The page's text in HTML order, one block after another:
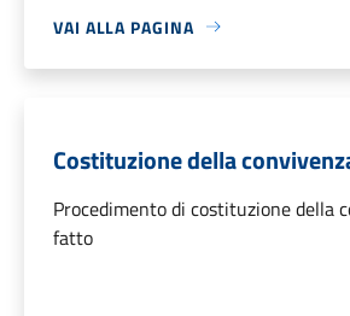
VAI ALLA PAGINA
Costituzione della
Procedimento di costituzione della
fatto